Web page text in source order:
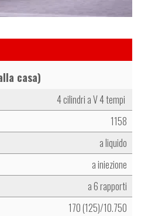
casa)
4 cilindri a V 4 tempi
1158
a liquido
a iniezione
a 6 rapporti
170 (125)/10.750